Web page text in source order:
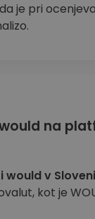
je pri
na
would v
kot je